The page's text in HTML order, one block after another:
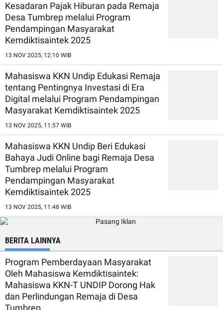
Kesadaran Pajak Hiburan pada Remaja
Desa Tumbrep melalui Program
Pendampingan Masyarakat
Kemdiktisaintek 2025
13 NOV 2025, 12:10 WIB
Mahasiswa KKN Undip Edukasi Remaja
tentang Pentingnya Investasi di Era
Digital melalui Program Pendampingan
Masyarakat Kemdiktisaintek 2025
13 NOV 2025, 11:57 WIB
Mahasiswa KKN Undip Beri Edukasi
Bahaya Judi Online bagi Remaja Desa
Tumbrep melalui Program
Pendampingan Masyarakat
Kemdiktisaintek 2025
13 NOV 2025, 11:48 WIB
BERITA LAINNYA
Program Pemberdayaan Masyarakat
Oleh Mahasiswa Kemdiktisaintek:
Mahasiswa KKN-T UNDIP Dorong Hak
dan Perlindungan Remaja di Desa
Tumbrep